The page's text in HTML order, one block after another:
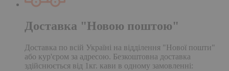
Доставка "Новою поштою"
Доставка по всій Україні на відділення "Нової пошти"
або кур'єром за адресою. Безкоштовна доставка
здійснюється від 1кг. кави в одному замовленні: